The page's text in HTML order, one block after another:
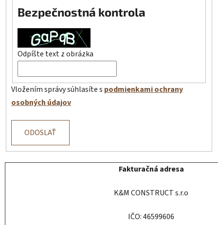
Bezpečnostná kontrola
Odpíšte text z obrázka
Vložením správy súhlasíte s podmienkami ochrany
osobných údajov
ODOSLAŤ
Fakturačná adresa
K&M CONSTRUCT s.r.o
IČO: 46599606